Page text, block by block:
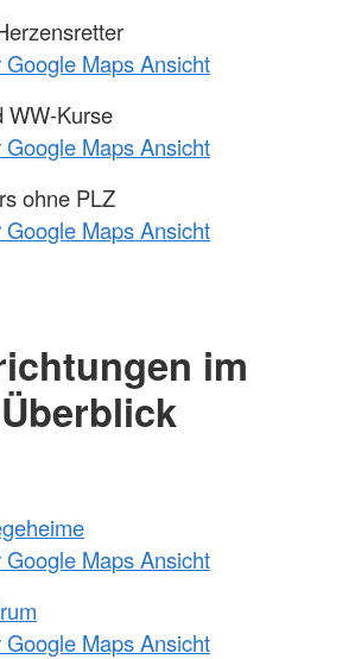
Google Maps Ansicht
WW-Kurse
Google Maps Ansicht
ohne PLZ
Google Maps Ansicht
im
Überblick
Google Maps Ansicht
Google Maps Ansicht